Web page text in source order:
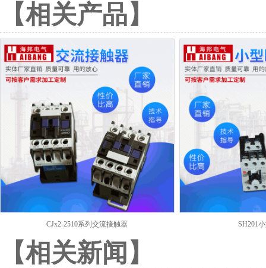
【相关产品】
CJx2-2510系列交流接触器 SH201
【相关新闻】